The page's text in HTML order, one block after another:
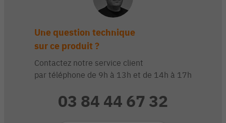
Une question technique
sur ce produit ?
Contactez notre service client
par téléphone de 9h à 13h et de 14h à 17h
03 84 44 67 32